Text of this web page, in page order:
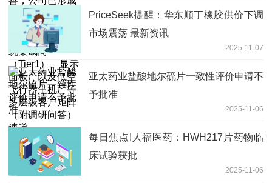
成商（Tier1）、显示面板厂以及低空飞
行器主机厂等多层级客户矩阵（附调研问
PriceSeek提醒：华东顺丁橡胶供价下调
市场震荡 最新资讯
2025-11-07
亚太药业盐酸地尔硫片一致性评价申请不
予批准
2025-11-06
每日焦点!人福医药：HWH217片药物临
床试验获批
2025-11-06